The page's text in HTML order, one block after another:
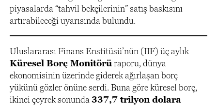
piyasalarda “tahvil bekçilerinin” satış baskısını
artırabileceği uyarısında bulundu.
Uluslararası Finans Enstitüsü’nün (IIF) üç aylık
Küresel Borç Monitörüraporu, dünya
ekonomisinin üzerinde giderek ağırlaşan borç
yükünü gözler önüne serdi. Buna göre küresel borç,
ikinci çeyrek sonunda337,7 trilyon dolara